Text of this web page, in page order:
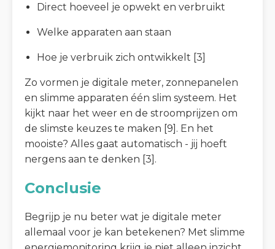
Direct hoeveel je opwekt en verbruikt
Welke apparaten aan staan
Hoe je verbruik zich ontwikkelt [3]
Zo vormen je digitale meter, zonnepanelen
en slimme apparaten één slim systeem. Het
kijkt naar het weer en de stroomprijzen om
de slimste keuzes te maken [9]. En het
mooiste? Alles gaat automatisch - jij hoeft
nergens aan te denken [3].
Conclusie
Begrijp je nu beter wat je digitale meter
allemaal voor je kan betekenen? Met slimme